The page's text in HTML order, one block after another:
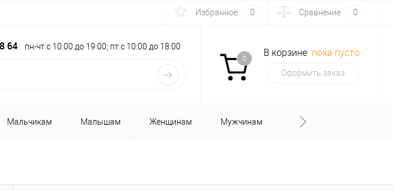
Избранное 0 Сравнение 0
64 пн-чт с 10:00 до 19:00; пт с 10:00 до 18:00
0
В корзине пока пусто
Оформить заказ
Мальчикам Малышам Женщинам Мужчинам